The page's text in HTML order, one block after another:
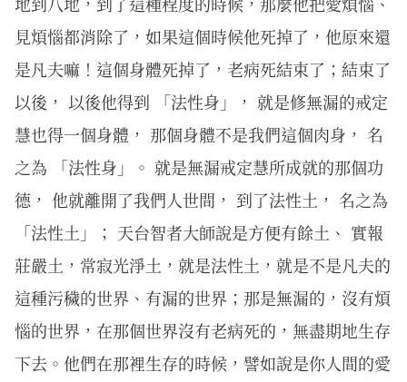
見煩惱都消除了，如果這個時候他死掉了，他原來還
是凡夫嘛！這個身體死掉了，老病死結束了；結束了
以後， 以後他得到 「法性身」， 就是修無漏的戒定
慧也得一個身體， 那個身體不是我們這個肉身， 名
之為 「法性身」。 就是無漏戒定慧所成就的那個功
德， 他就離開了我們人世間， 到了法性土， 名之為
「法性土」； 天台智者大師說是方便有餘土、 實報
莊嚴土，常寂光淨土，就是法性土，就是不是凡夫的
這種污穢的世界、有漏的世界；那是無漏的，沒有煩
惱的世界，在那個世界沒有老病死的，無盡期地生存
下去。他們在那裡生存的時候，譬如說是你人間的愛